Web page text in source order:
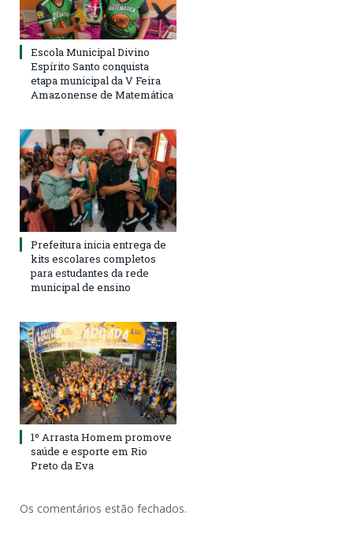
Escola Municipal Divino
Espírito Santo conquista
etapa municipal da V Feira
Amazonense de Matemática
Prefeitura inicia entrega de
kits escolares completos
para estudantes da rede
municipal de ensino
1º Arrasta Homem promove
saúde e esporte em Rio
Preto da Eva
Os comentários estão fechados.